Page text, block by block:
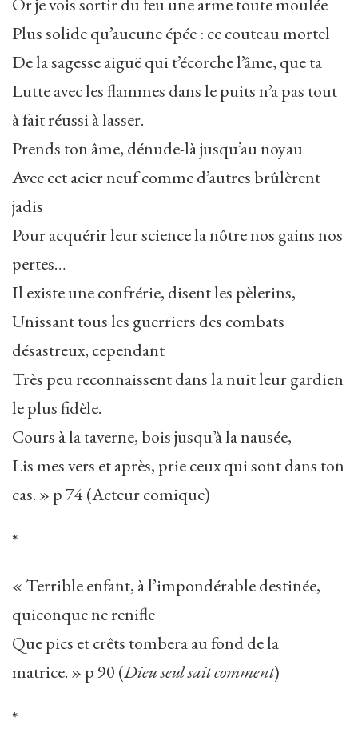
Plus solide qu’aucune épée : ce couteau mortel
De la sagesse aiguë qui t’écorche l’âme, que ta
Lutte avec les flammes dans le puits n’a pas tout
à fait réussi à lasser.
Prends ton âme, dénude-là jusqu’au noyau
Avec cet acier neuf comme d’autres brûlèrent
jadis
Pour acquérir leur science la nôtre nos gains nos
pertes…
Il existe une confrérie, disent les pèlerins,
Unissant tous les guerriers des combats
désastreux, cependant
Très peu reconnaissent dans la nuit leur gardien
le plus fidèle.
Cours à la taverne, bois jusqu’à la nausée,
Lis mes vers et après, prie ceux qui sont dans ton
cas. » p 74 (Acteur comique)
*
« Terrible enfant, à l’impondérable destinée,
quiconque ne renifle
Que pics et crêts tombera au fond de la
matrice. » p 90 (Dieu seul sait comment)
*